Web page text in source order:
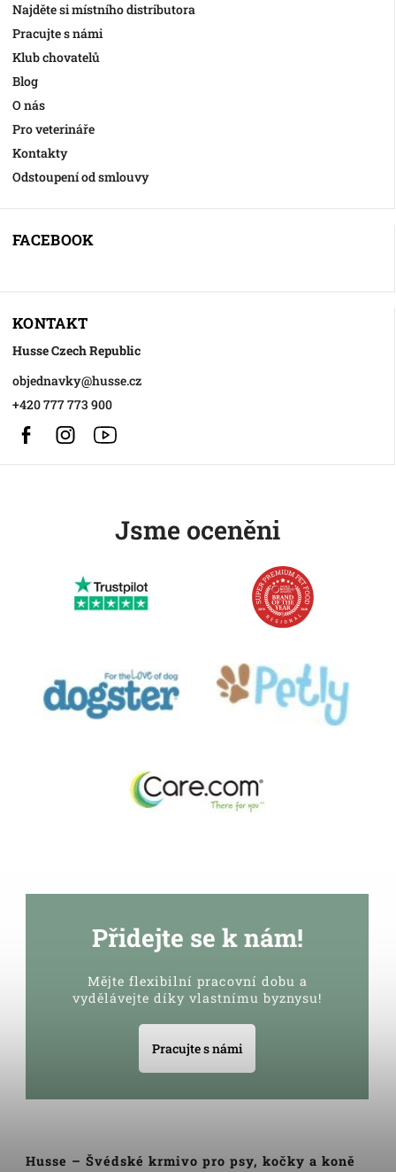
Najděte si místního distributora
Pracujte s námi
Klub chovatelů
Blog
O nás
Pro veterináře
Kontakty
Odstoupení od smlouvy
FACEBOOK
KONTAKT
Husse Czech Republic
objednavky@husse.cz
+420 777 773 900
FacebookInstagram
Jsme oceněni
Přidejte se k nám!
Mějte flexibilní pracovní dobu a
vydělávejte díky vlastnímu byznysu!
Pracujte s námi
Husse – Švédské krmivo pro psy, kočky a koně